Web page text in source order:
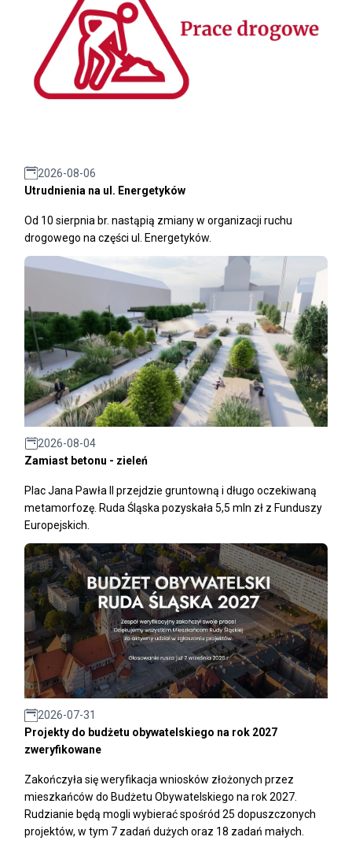
2026-08-06
Utrudnienia na ul. Energetyków
Od 10 sierpnia br. nastąpią zmiany w organizacji ruchu
drogowego na części ul. Energetyków.
2026-08-04
Zamiast betonu - zieleń
Plac Jana Pawła II przejdzie gruntowną i długo oczekiwaną
metamorfozę. Ruda Śląska pozyskała 5,5 mln zł z Funduszy
Europejskich.
2026-07-31
Projekty do budżetu obywatelskiego na rok 2027
zweryfikowane
Zakończyła się weryfikacja wniosków złożonych przez
mieszkańców do Budżetu Obywatelskiego na rok 2027.
Rudzianie będą mogli wybierać spośród 25 dopuszczonych
projektów, w tym 7 zadań dużych oraz 18 zadań małych.